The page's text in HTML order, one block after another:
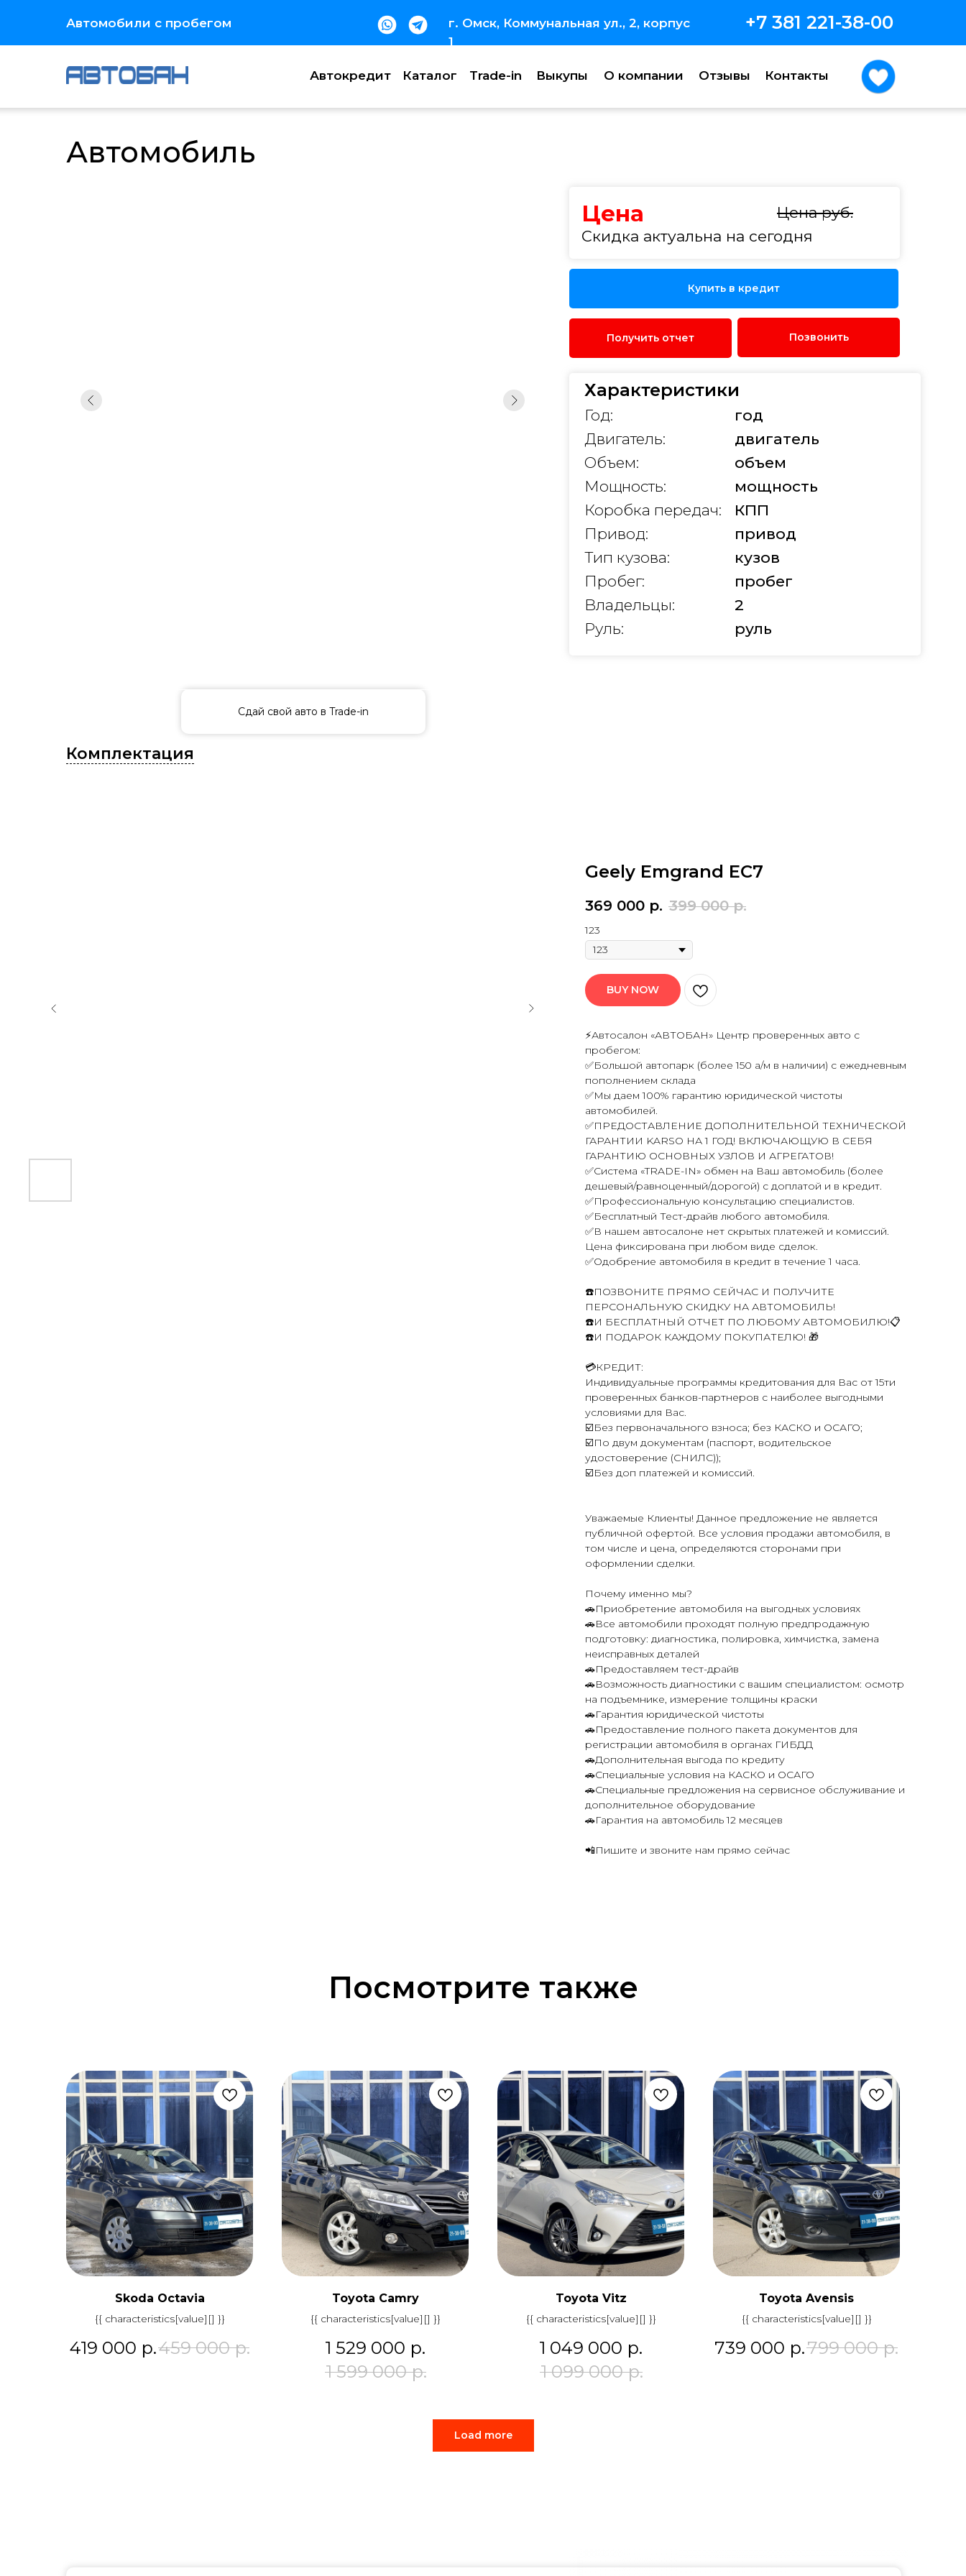
Автокредит Каталог Trade-in Выкупы О компании Отзывы Контакты
Автомобили с пробегом
г. Омск, Коммунальная ул., 2, корпус
1
+7 381 221-38-00
Trade-in О компании
Автомобиль
Цена Цена руб.
Двигатель:
Объем:
Мощность:
Коробка передач:
Привод:
Тип кузова:
Пробег:
Владельцы:
Руль:
Год:
двигатель
год
объем
мощность
КПП
привод
кузов
пробег
2
руль
Купить в кредит
Получить отчет Позвонить
Сдай свой авто в Trade-in
Скидка актуальна на сегодня
Характеристики
Комплектация
Geely Emgrand EC7
369 000 р. 399 000 р.
123
BUY NOW
⚡Автосалон «АВТОБАН» Центр проверенных авто с
пробегом:
✅Большой автопарк (более 150 а/м в наличии) с ежедневным
пополнением склада
✅Мы даем 100% гарантию юридической чистоты
автомобилей.
✅ПРЕДОСТАВЛЕНИЕ ДОПОЛНИТЕЛЬНОЙ ТЕХНИЧЕСКОЙ
ГАРАНТИИ KARSO НА 1 ГОД! ВКЛЮЧАЮЩУЮ В СЕБЯ
ГАРАНТИЮ ОСНОВНЫХ УЗЛОВ И АГРЕГАТОВ!
✅Система «TRADE-IN» обмен на Ваш автомобиль (более
дешевый/равноценный/дорогой) с доплатой и в кредит.
✅Профессиональную консультацию специалистов.
✅Бесплатный Тест-драйв любого автомобиля.
✅В нашем автосалоне нет скрытых платежей и комиссий.
Цена фиксирована при любом виде сделок.
✅Одобрение автомобиля в кредит в течение 1 часа.
☎️ПОЗВОНИТЕ ПРЯМО СЕЙЧАС И ПОЛУЧИТЕ
ПЕРСОНАЛЬНУЮ СКИДКУ НА АВТОМОБИЛЬ!
☎️И БЕСПЛАТНЫЙ ОТЧЕТ ПО ЛЮБОМУ АВТОМОБИЛЮ!📋
☎️И ПОДАРОК КАЖДОМУ ПОКУПАТЕЛЮ! 🎁
💳КРЕДИТ:
Индивидуальные программы кредитования для Вас от 15ти
проверенных банков-партнеров с наиболее выгодными
условиями для Вас.
☑️Без первоначального взноса; без КАСКО и ОСАГО;
☑️По двум документам (паспорт, водительское
удостоверение (СНИЛС));
☑️Без доп платежей и комиссий.
Уважаемые Клиенты! Данное предложение не является
публичной офертой. Все условия продажи автомобиля, в
том числе и цена, определяются сторонами при
оформлении сделки.
Почему именно мы?
🚗Приобретение автомобиля на выгодных условиях
🚗Все автомобили проходят полную предпродажную
подготовку: диагностика, полировка, химчистка, замена
неисправных деталей
🚗Предоставляем тест-драйв
🚗Возможность диагностики с вашим специалистом: осмотр
на подъемнике, измерение толщины краски
🚗Гарантия юридической чистоты
🚗Предоставление полного пакета документов для
регистрации автомобиля в органах ГИБДД
🚗Дополнительная выгода по кредиту
🚗Специальные условия на КАСКО и ОСАГО
🚗Специальные предложения на сервисное обслуживание и
дополнительное оборудование
🚗Гарантия на автомобиль 12 месяцев
📲Пишите и звоните нам прямо сейчас
Посмотрите также
Skoda Octavia
{{ characteristics[value][] }}
419 000 р.459 000 р.
Toyota Camry
{{ characteristics[value][] }}
1 529 000 р.
1 599 000 р.
Toyota Vitz
{{ characteristics[value][] }}
1 049 000 р.
1 099 000 р.
Toyota Avensis
{{ characteristics[value][] }}
739 000 р.799 000 р.
Load more